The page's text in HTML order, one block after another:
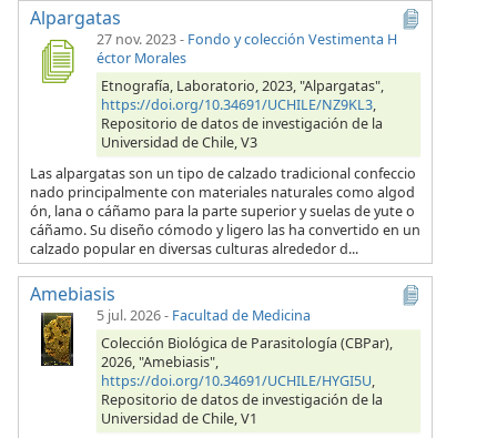
Alpargatas
27 nov. 2023- Fondo y colección Vestimenta H
éctor Morales
Etnografía, Laboratorio, 2023, "Alpargatas",
https://doi.org/10.34691/UCHILE/NZ9KL3,
Repositorio de datos de investigación de la
Universidad de Chile, V3
Las alpargatas son un tipo de calzado tradicional confeccio
nado principalmente con materiales naturales como algod
ón, lana o cáñamo para la parte superior y suelas de yute o
cáñamo. Su diseño cómodo y ligero las ha convertido en un
calzado popular en diversas culturas alrededor d...
Amebiasis
5 jul. 2026- Facultad de Medicina
Colección Biológica de Parasitología (CBPar),
2026, "Amebiasis",
https://doi.org/10.34691/UCHILE/HYGI5U,
Repositorio de datos de investigación de la
Universidad de Chile, V1